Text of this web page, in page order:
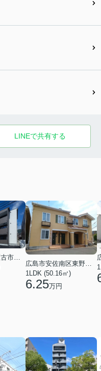
LINEで共有する
広島市安佐南区古市４丁目
1LDK (50.16㎡)
6.25万円